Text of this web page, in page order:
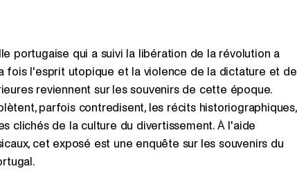
portugaise qui a suivi la libération de la révolution a
l'esprit utopique et la violence de la dictature et de
reviennent sur les souvenirs de cette époque.
parfois contredisent, les récits historiographiques,
clichés de la culture du divertissement. À l'aide
cet exposé est une enquête sur les souvenirs du